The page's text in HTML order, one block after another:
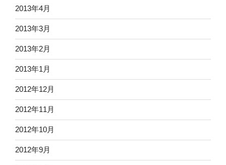
2013年4月
2013年3月
2013年2月
2013年1月
2012年12月
2012年11月
2012年10月
2012年9月